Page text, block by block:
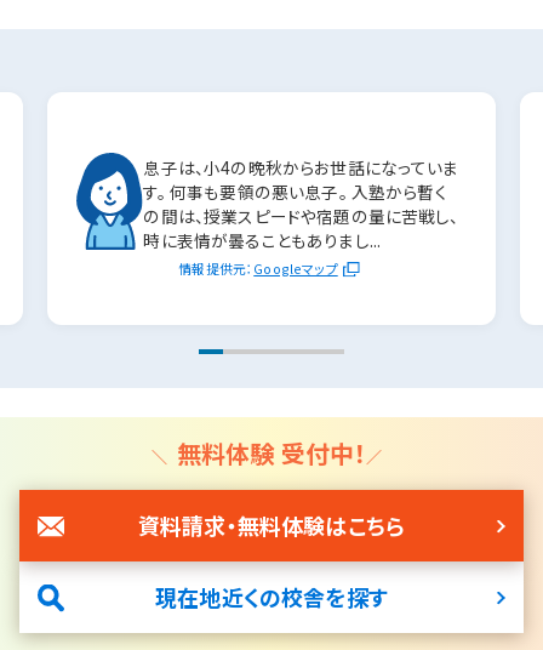
息子は、小4の晩秋からお世話になっていま
す。 何事も要領の悪い息子。 入塾から暫く
の間は、授業スピードや宿題の量に苦戦し、
時に表情が曇ることもありまし...
情報提供元： Googleマップ
無料体験 受付中！
現在地近くの校舎を探す
資料請求・無料体験はこちら